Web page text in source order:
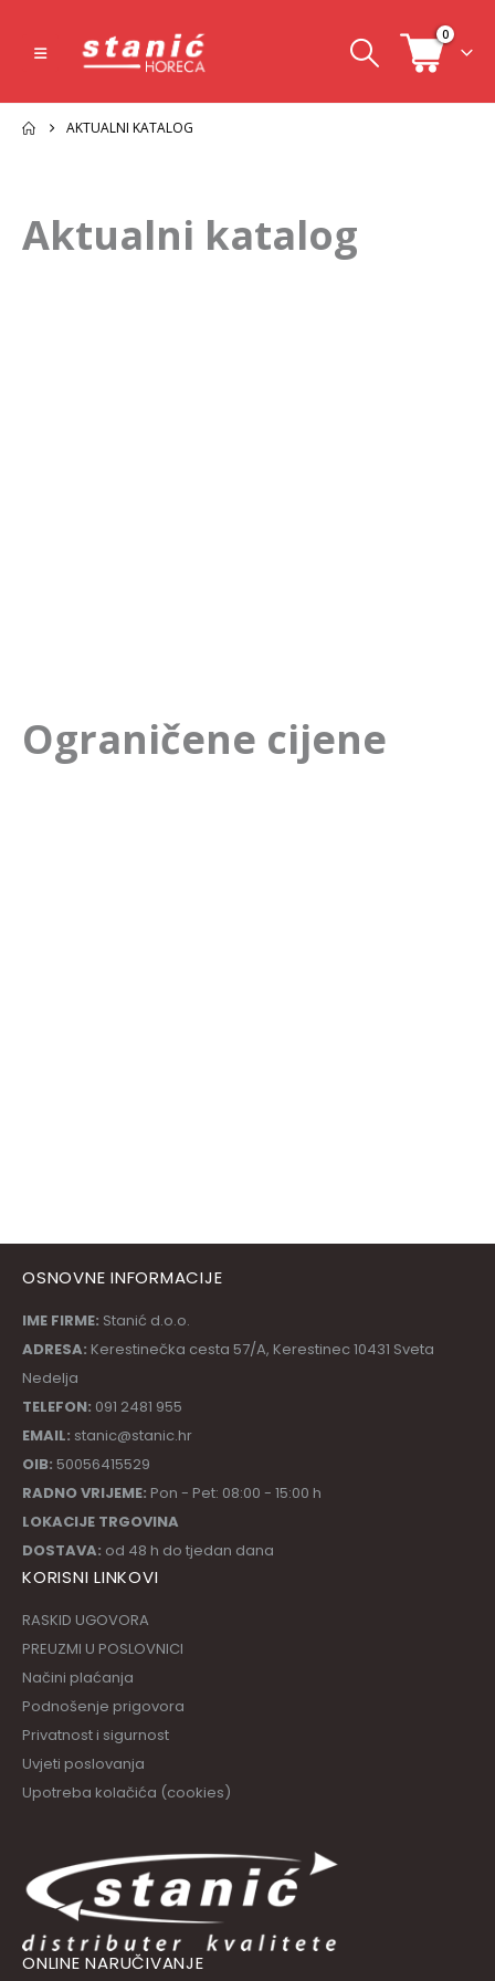
0
AKTUALNI KATALOG
Aktualni katalog
Ograničene cijene
OSNOVNE INFORMACIJE
IME FIRME: Stanić d.o.o.
ADRESA: Kerestinečka cesta 57/A, Kerestinec 10431 Sveta
Nedelja
TELEFON: 091 2481 955
EMAIL: stanic@stanic.hr
OIB: 50056415529
RADNO VRIJEME: Pon - Pet: 08:00 - 15:00 h
LOKACIJE TRGOVINA
DOSTAVA: od 48 h do tjedan dana
KORISNI LINKOVI
RASKID UGOVORA
PREUZMI U POSLOVNICI
Načini plaćanja
Podnošenje prigovora
Privatnost i sigurnost
Uvjeti poslovanja
Upotreba kolačića (cookies)
ONLINE NARUČIVANJE